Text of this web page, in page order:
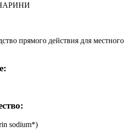
прямого действия для местного
sodium*)